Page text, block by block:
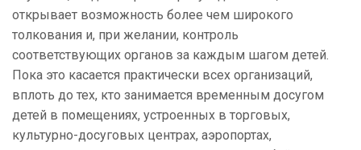
открывает возможность более чем широкого
толкования и, при желании, контроль
соответствующих органов за каждым шагом детей.
Пока это касается практически всех организаций,
вплоть до тех, кто занимается временным досугом
детей в помещениях, устроенных в торговых,
культурно-досуговых центрах, аэропортах,